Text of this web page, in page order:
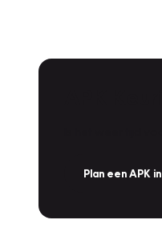
Plan een APK in